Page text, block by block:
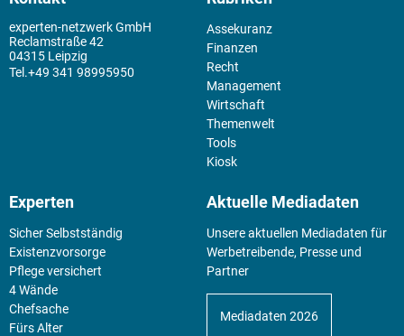
experten-netzwerk GmbH
Reclamstraße 42
04315 Leipzig
+49 341 98995950
Assekuranz
Finanzen
Recht
Management
Wirtschaft
Themenwelt
Tools
Kiosk
Experten
Sicher Selbstständig
Existenz­vorsorge
Pflege versichert
4 Wände
Chefsache
Fürs Alter
Aktuelle Mediadaten
Unsere aktuellen Mediadaten für
Werbetreibende, Presse und
Partner
Mediadaten 2026